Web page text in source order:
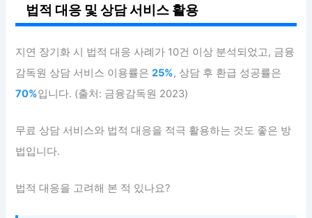
법적 대응 및 상담 서비스 활용
지연 장기화 시 법적 대응 사례가 10건 이상 분석되었고, 금융
감독원 상담 서비스 이용률은25%, 상담 후 환급 성공률은
70%입니다. (출처: 금융감독원 2023)
무료 상담 서비스와 법적 대응을 적극 활용하는 것도 좋은 방
법입니다.
법적 대응을 고려해 본 적 있나요?